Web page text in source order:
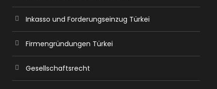
Inkasso und Forderungseinzug Türkei
Firmengründungen Türkei
Gesellschaftsrecht